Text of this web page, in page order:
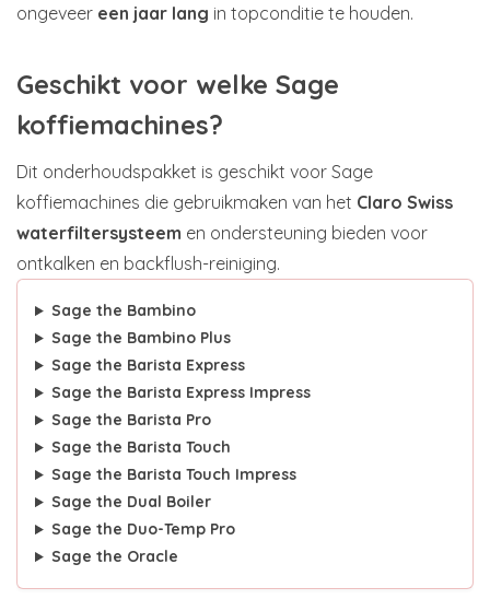
ongeveer een jaar lang in topconditie te houden.
Geschikt voor welke Sage
koffiemachines?
Dit onderhoudspakket is geschikt voor Sage
koffiemachines die gebruikmaken van het Claro Swiss
waterfiltersysteem en ondersteuning bieden voor
ontkalken en backflush-reiniging.
Sage the Bambino
Sage the Bambino Plus
Sage the Barista Express
Sage the Barista Express Impress
Sage the Barista Pro
Sage the Barista Touch
Sage the Barista Touch Impress
Sage the Dual Boiler
Sage the Duo-Temp Pro
Sage the Oracle